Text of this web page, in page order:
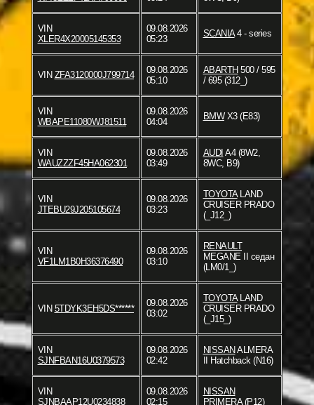
VIN
XLER4X20005145353
09.08.2026
05:23
SCANIA4 - series
VIN ZFA3120000J799714
09.08.2026
05:10
ABARTH500 / 595
/ 695 (312_)
VIN
WBAPE11080WJ81511
09.08.2026
04:04
BMWX3 (E83)
VIN
WAUZZZF45HA062301
09.08.2026
03:49
AUDI A4 (8W2,
8WC, B9)
VIN
JTEBU29J205105674
09.08.2026
03:23
TOYOTALAND
CRUISER PRADO
(_J12_)
VIN
VF1LM1B0H36376490
09.08.2026
03:10
RENAULT
MEGANE II седан
(LM0/1_)
VIN 5TDYK3EH5DS******
09.08.2026
03:02
TOYOTALAND
CRUISER PRADO
(_J15_)
VIN
SJNFBAN16U0379573
09.08.2026
02:42
NISSANALMERA
II Hatchback (N16)
VIN
SJNBAAP12U0234838
09.08.2026
02:15
NISSAN
PRIMERA (P12)